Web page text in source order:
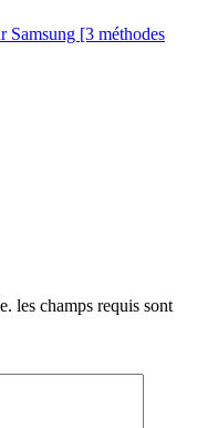
Samsung [3 méthodes
les champs requis sont